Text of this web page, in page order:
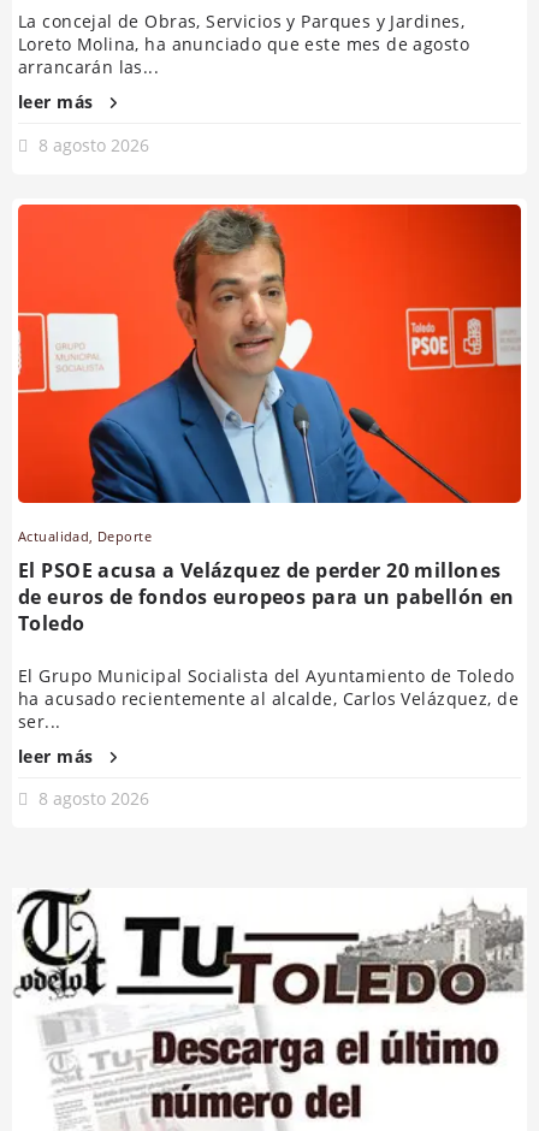
La concejal de Obras, Servicios y Parques y Jardines,
Loreto Molina, ha anunciado que este mes de agosto
arrancarán las...
leer más
8 agosto 2026
Actualidad, Deporte
El PSOE acusa a Velázquez de perder 20 millones
de euros de fondos europeos para un pabellón en
Toledo
El Grupo Municipal Socialista del Ayuntamiento de Toledo
ha acusado recientemente al alcalde, Carlos Velázquez, de
ser...
leer más
8 agosto 2026